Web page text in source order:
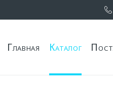
Главная Каталог